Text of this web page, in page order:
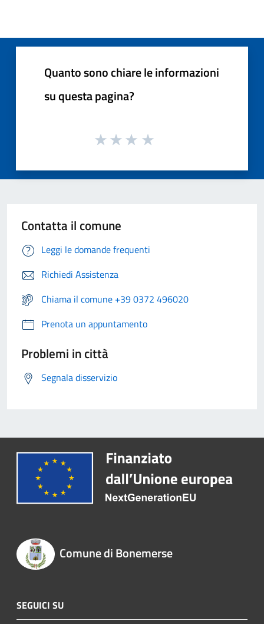
Quanto sono chiare le informazioni
su questa pagina?
Contatta il comune
Leggi le domande frequenti
Richiedi Assistenza
Chiama il comune +39 0372 496020
Prenota un appuntamento
Problemi in città
Segnala disservizio
Comune di Bonemerse
SEGUICI SU